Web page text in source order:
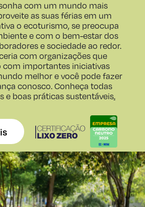
sala, varanda com rede e
piscina e/ou jardim.
sala , varanda com rede e
quartos,
com
piscina
com um mundo mais
as suas férias em um
o ecoturismo, se preocupa
e com o bem-estar dos
e sociedade ao redor.
com organizações que
com importantes iniciativas
melhor e você pode fazer
conosco. Conheça todas
e boas práticas sustentáveis.